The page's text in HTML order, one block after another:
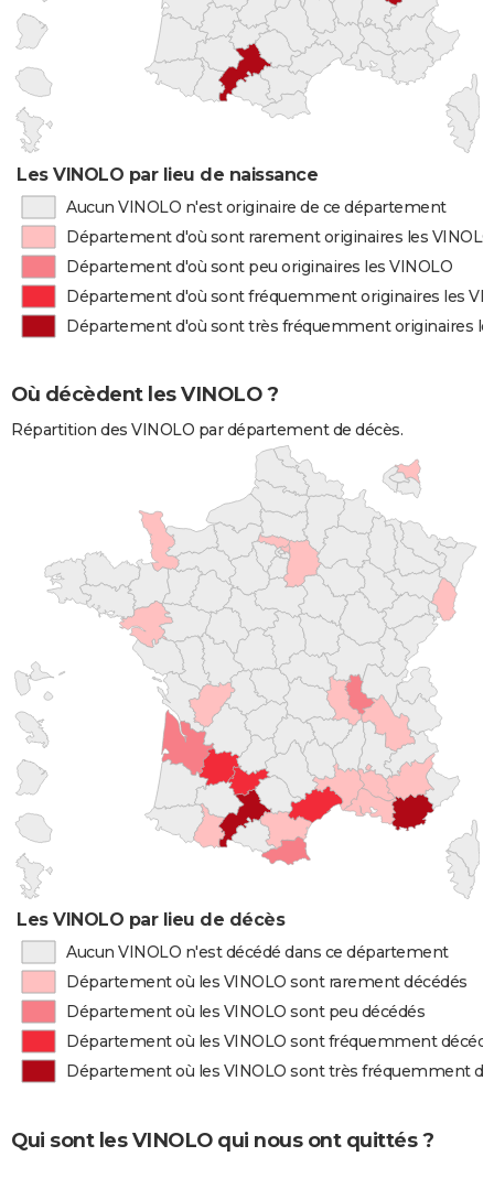
Les VINOLO par lieu de naissance
Aucun VINOLO n'est originaire de ce département
Département d'où sont rarement originaires les VINOLO
Département d'où sont peu originaires les VINOLO
Département d'où sont fréquemment originaires les
Département d'où sont très fréquemment originaires
Où décèdent les VINOLO ?
Répartition des VINOLO par département de décès.
Les VINOLO par lieu de décès
Aucun VINOLO n'est décédé dans ce département
Département où les VINOLO sont rarement décédés
Département où les VINOLO sont peu décédés
Département où les VINOLO sont fréquemment
Département où les VINOLO sont très fréquemment
Qui sont les VINOLO qui nous ont quittés ?